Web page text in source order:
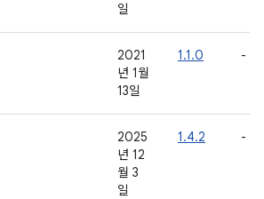
일
2021
년 1월
13일
1.1.0 -
2025
년 12
월 3
일
1.4.2 -